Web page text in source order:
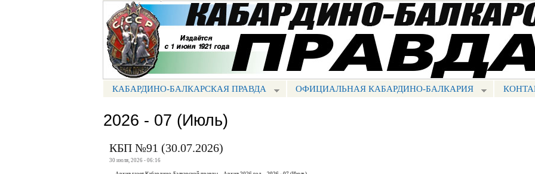
Перейти к
основному
Портал СМИ КБР
МЕНЮ КБП
КАБАРДИНО-БАЛКАРСКАЯ ПРАВДА ОФИЦИАЛЬНАЯ КАБАРДИНО-БАЛКАРИЯ
2026 - 07 (Июль)
КБП №91 (30.07.2026)
30 июля, 2026 - 06:16